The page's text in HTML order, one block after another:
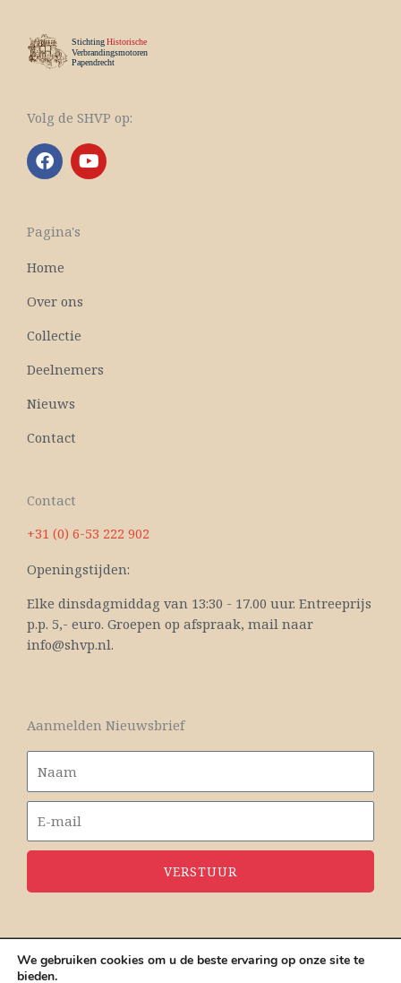
Volg de SHVP op:
F
a
c
b
o
o
k
Y
o
u
Pagina's
Home
Over ons
Collectie
Deelnemers
Nieuws
Contact
Contact
+31 (0) 6-53 222 902
Openingstijden:
Elke dinsdagmiddag van 13:30 - 17.00 uur. Entreeprijs
p.p. 5,- euro. Groepen op afspraak, mail naar
info@shvp.nl.
Aanmelden Nieuwsbrief
VERSTUUR
We gebruiken cookies om u de beste ervaring op onze site te
bieden.